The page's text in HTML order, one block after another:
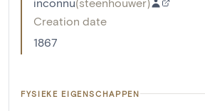
Creation date
1867
FYSIEKE EIGENSCHAPPEN